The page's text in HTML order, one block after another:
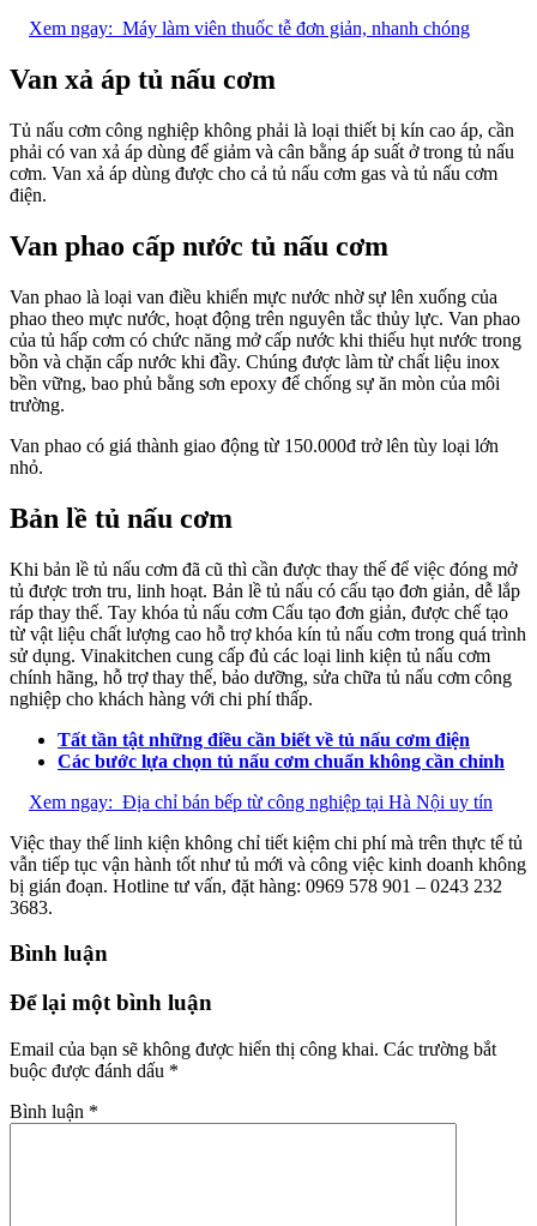
Xem ngay: Máy làm viên thuốc tễ đơn giản, nhanh chóng
Van xả áp tủ nấu cơm
Tủ nấu cơm công nghiệp không phải là loại thiết bị kín cao áp, cần
phải có van xả áp dùng để giảm và cân bằng áp suất ở trong tủ nấu
cơm. Van xả áp dùng được cho cả tủ nấu cơm gas và tủ nấu cơm
điện.
Van phao cấp nước tủ nấu cơm
Van phao là loại van điều khiển mực nước nhờ sự lên xuống của
phao theo mực nước, hoạt động trên nguyên tắc thủy lực. Van phao
của tủ hấp cơm có chức năng mở cấp nước khi thiếu hụt nước trong
bồn và chặn cấp nước khi đầy. Chúng được làm từ chất liệu inox
bền vững, bao phủ bằng sơn epoxy để chống sự ăn mòn của môi
trường.
Van phao có giá thành giao động từ 150.000đ trở lên tùy loại lớn
nhỏ.
Bản lề tủ nấu cơm
Khi bản lề tủ nấu cơm đã cũ thì cần được thay thế để việc đóng mở
tủ được trơn tru, linh hoạt. Bản lề tủ nấu có cấu tạo đơn giản, dễ lắp
ráp thay thế. Tay khóa tủ nấu cơm Cấu tạo đơn giản, được chế tạo
từ vật liệu chất lượng cao hỗ trợ khóa kín tủ nấu cơm trong quá trình
sử dụng. Vinakitchen cung cấp đủ các loại linh kiện tủ nấu cơm
chính hãng, hỗ trợ thay thế, bảo dưỡng, sửa chữa tủ nấu cơm công
nghiệp cho khách hàng với chi phí thấp.
Tất tần tật những điều cần biết về tủ nấu cơm điện
Các bước lựa chọn tủ nấu cơm chuẩn không cần chỉnh
Xem ngay: Địa chỉ bán bếp từ công nghiệp tại Hà Nội uy tín
Việc thay thế linh kiện không chỉ tiết kiệm chi phí mà trên thực tế tủ
vẫn tiếp tục vận hành tốt như tủ mới và công việc kinh doanh không
bị gián đoạn. Hotline tư vấn, đặt hàng: 0969 578 901 – 0243 232
3683.
Bình luận
Để lại một bình luận
Email của bạn sẽ không được hiển thị công khai. Các trường bắt
buộc được đánh dấu *
Bình luận *